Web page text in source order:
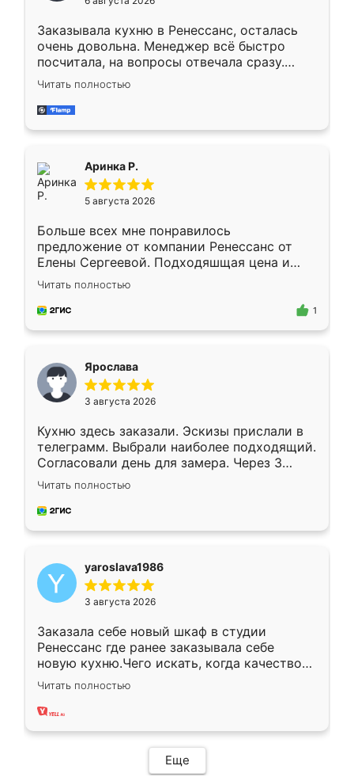
мебели буду заказывать только здесь.
Заказывала кухню в Ренессанс, осталась
очень довольна. Менеджер всё быстро
посчитала, на вопросы отвечала сразу.
Замерщик приехал в субботу, подошёл к
делу со всей ответственностью. Собрали
за день, ребята работали аккуратно, даже
Читать полностью
Аринка Р.
5 августа 2026
Больше всех мне понравилось
предложение от компании Ренессанс от
Елены Сергеевой. Подходяшщая цена и
короткие сроки изготовления. Приехавший
для замера сотрудник Владислав
предложил по моему эскизу самый
Читать полностью
1
Ярослава
3 августа 2026
Кухню здесь заказали. Эскизы прислали в
телеграмм. Выбрали наиболее подходящий.
Согласовали день для замера. Через 3
недели кухня была уже готова. Остались
довольны работой. Спасибо Ренессанс
мебель за качественную работу!
Читать полностью
yaroslava1986
3 августа 2026
Заказала себе новый шкаф в студии
Ренессанс где ранее заказывала себе
новую кухню.Чего искать, когда качеством
вполне довольна. Служит кухня уже почти
два года, нареканий нет.
Читать полностью
Еще